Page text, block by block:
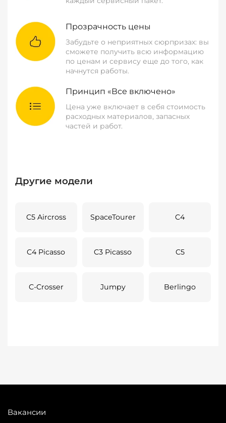
Прозрачность цены
Забудьте о неприятных сюрпризах: вы
сможете получить всю информацию
по ценам и сервису еще до того, как
начнутся работы.
Принцип «Все включено»
Цена уже включает в себя стоимость
расходных материалов, запасных
частей и работ.
Другие модели
C5 Aircross SpaceTourer C4
C4 Picasso C3 Picasso C5
C-Crosser Jumpy Berlingo
Вакансии